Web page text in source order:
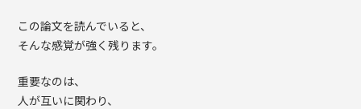
この論文を読んでいると、
そんな感覚が強く残ります。
重要なのは、
人が互いに関わり、